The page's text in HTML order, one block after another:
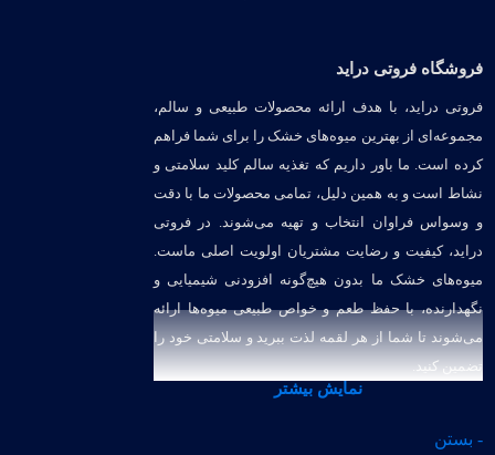
فروشگاه فروتی دراید
فروتی دراید، با هدف ارائه محصولات طبیعی و سالم،
مجموعه‌ای از بهترین میوه‌های خشک را برای شما فراهم
کرده است. ما باور داریم که تغذیه سالم کلید سلامتی و
نشاط است و به همین دلیل، تمامی محصولات ما با دقت
و وسواس فراوان انتخاب و تهیه می‌شوند. در فروتی
دراید، کیفیت و رضایت مشتریان اولویت اصلی ماست.
میوه‌های خشک ما بدون هیچ‌گونه افزودنی شیمیایی و
نگهدارنده، با حفظ طعم و خواص طبیعی میوه‌ها ارائه
می‌شوند تا شما از هر لقمه لذت ببرید و سلامتی خود را
تضمین کنید.
نمایش بیشتر
- بستن